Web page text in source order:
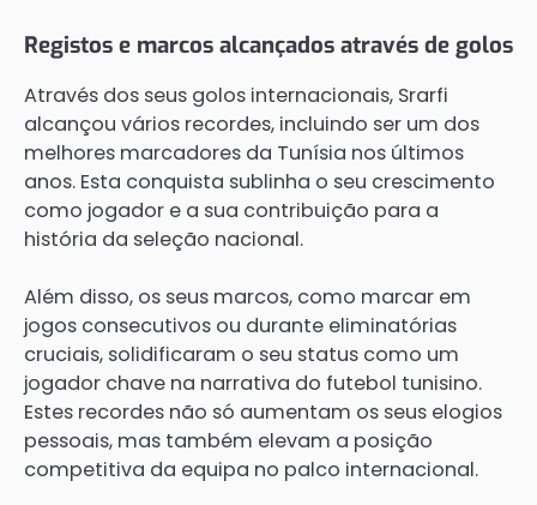
Registos e marcos alcançados através de golos
Através dos seus golos internacionais, Srarfi
alcançou vários recordes, incluindo ser um dos
melhores marcadores da Tunísia nos últimos
anos. Esta conquista sublinha o seu crescimento
como jogador e a sua contribuição para a
história da seleção nacional.
Além disso, os seus marcos, como marcar em
jogos consecutivos ou durante eliminatórias
cruciais, solidificaram o seu status como um
jogador chave na narrativa do futebol tunisino.
Estes recordes não só aumentam os seus elogios
pessoais, mas também elevam a posição
competitiva da equipa no palco internacional.